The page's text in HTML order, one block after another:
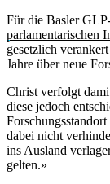
Für die Basler
parlamentarischen
gesetzlich
Jahre über neue
Christ verfolgt
diese jedoch
dabei nicht
ins Ausland
gelten.»